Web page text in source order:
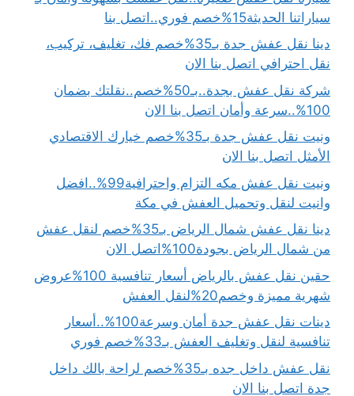
سياراتنا الحديثة15%خصم فوري..اتصل بنا
دينا نقل عفش جدة بـ35%خصم فك، تغليف، تركيب،
نقل احترافي اتصل بنا الان
شركة نقل عفش بجدة..بـ50%خصم..نقلتك بضمان
100%..سرعة وأمان اتصل بنا الان
ونيت نقل عفش جدة بـ35%خصم خيارك الاقتصادي
الأمثل اتصل بنا الان
ونيت نقل عفش مكه التزام واحترافية99%..افضل
وانيت لنقل وتحميل العفش في مكة
دينا نقل عفش شمال الرياض بـ35%خصم لنقل عفش
من شمال الرياض بجودة100%اتصل الان
حقين نقل عفش بالرياض أسعار تنافسية 100%عروض
شهرية مميزة وخصم20%لنقل العفش
دينات نقل عفش جدة أمان وسرعة100%..أسعار
تنافسية لنقل وتغليف العفش بـ33%خصم فوري
نقل عفش داخل جده بـ35%خصم لراحة بالك داخل
جدة اتصل بنا الان